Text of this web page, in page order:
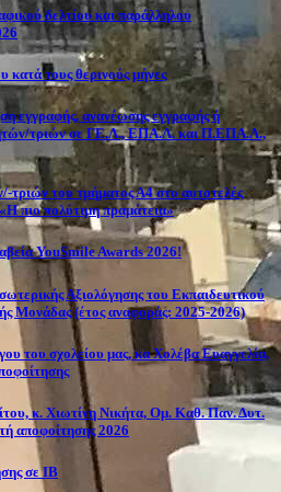
δελτίου και παράλληλου
κατά τους θερινούς μήνες
εγγραφής, ανανέωσης εγγραφής ή
τριών σε ΓΕ.Λ., ΕΠΑ.Λ. και Π.ΕΠΑ.Λ.,
τριών του τμήματος Α4 στο αυτοτελές
πιο πολύτιμη πραμάτεια»
YouSmile Awards 2026!
Αξιολόγησης του Εκπαιδευτικού
Μονάδας (έτος αναφοράς: 2025-2026)
του σχολείου μας, κα Χολέβα Ευαγγελία,
κ. Χιωτίνη Νικήτα, Ομ. Καθ. Παν. Δυτ.
αποφοίτησης 2026
σε ΙΒ